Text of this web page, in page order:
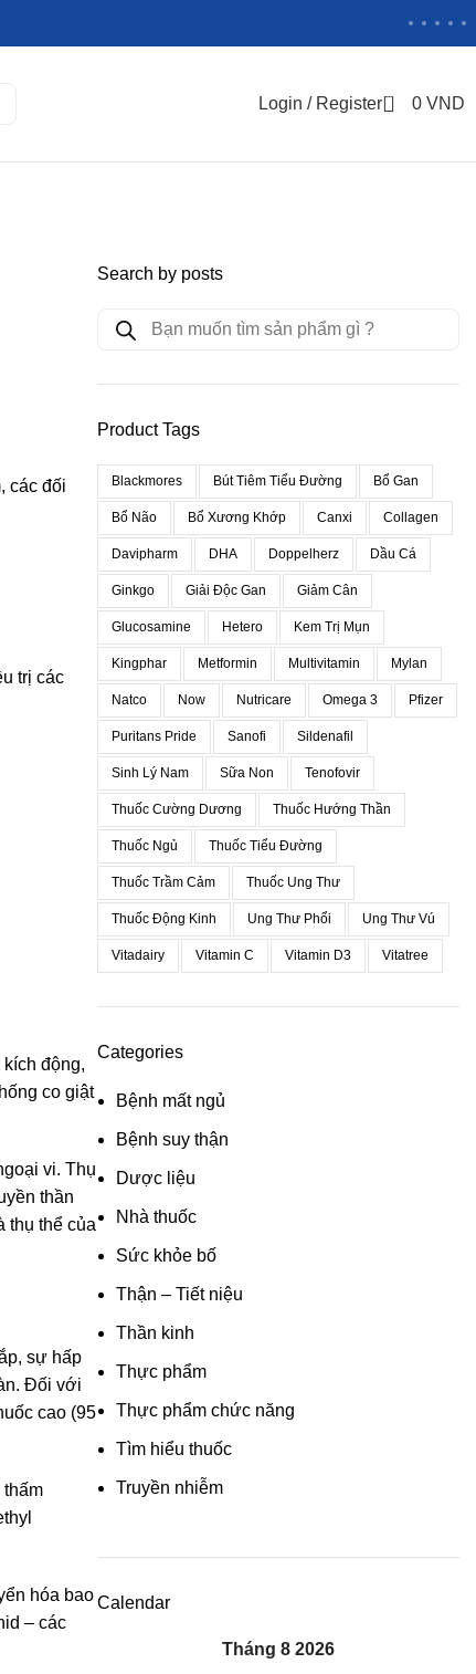
Login / Register 0 0 VND
các đối
trị các
động,
co giật
vi. Thụ
thần
thụ thể của
sự hấp
Đối với
cao (95
thấm
hóa bao
– các
Search by posts
Product Tags
Blackmores Bút Tiêm Tiểu Đường Bổ Gan
Bổ Não Bổ Xương Khớp Canxi Collagen
Davipharm DHA Doppelherz Dầu Cá
Ginkgo Giải Độc Gan Giảm Cân
Glucosamine Hetero Kem Trị Mụn
Kingphar Metformin Multivitamin Mylan
Natco Now Nutricare Omega 3 Pfizer
Puritans Pride Sanofi Sildenafil
Sinh Lý Nam Sữa Non Tenofovir
Thuốc Cường Dương Thuốc Hướng Thần
Thuốc Ngủ Thuốc Tiểu Đường
Thuốc Trầm Cảm Thuốc Ung Thư
Thuốc Động Kinh Ung Thư Phổi Ung Thư Vú
Vitadairy Vitamin C Vitamin D3 Vitatree
Categories
Bệnh mất ngủ
Bệnh suy thận
Dược liệu
Nhà thuốc
Sức khỏe bố
Thận – Tiết niệu
Thần kinh
Thực phẩm
Thực phẩm chức năng
Tìm hiểu thuốc
Truyền nhiễm
Calendar
Tháng 8 2026